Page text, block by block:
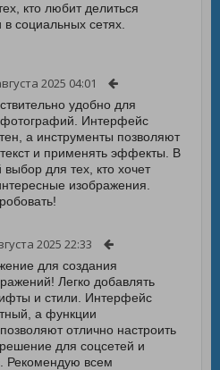
кто любит делиться
социальных сетях.
2025 04:01
удобно для
фотографий. Интерфейс
а инструменты позволяют
текст и применять эффекты. В
для тех, кто хочет
изображения.
2025 22:33
для создания
Легко добавлять
и стили. Интерфейс
а функции
отлично настроить
для соцсетей и
Рекомендую всем